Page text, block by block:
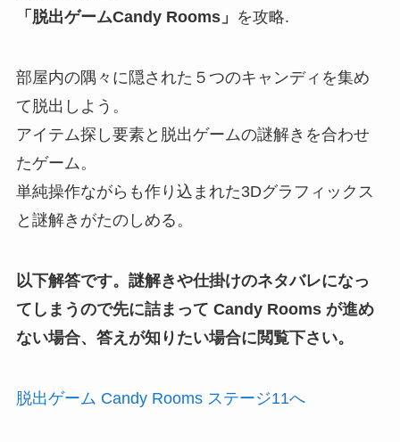
「脱出ゲームCandy Rooms」 を攻略.
部屋内の隅々に隠された５つのキャンディを集め
て脱出しよう。
アイテム探し要素と脱出ゲームの謎解きを合わせ
たゲーム。
単純操作ながらも作り込まれた3Dグラフィックス
と謎解きがたのしめる。
以下解答です。謎解きや仕掛けのネタバレになっ
てしまうので先に詰まって Candy Rooms が進め
ない場合、答えが知りたい場合に閲覧下さい。
脱出ゲーム Candy Rooms ステージ11へ